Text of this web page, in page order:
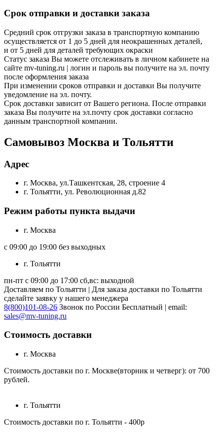
Срок отправки и доставки заказа
Средний срок отгрузки заказа в транспортную компанию
осуществляется от 1 до 5 дней для неокрашенных деталей,
и от 5 дней для деталей требующих окраски
Статус заказа Вы можете отслеживать в личном кабинете на
сайте mv-tuning.ru | логин и пароль вы получите на эл. почту
после оформления заказа
При изменении сроков отправки и доставки Вы получите
уведомление на эл. почту.
Срок доставки зависит от Вашего региона. После отправки
заказа Вы получите на эл.почту срок доставки согласно
данным транспортной компании.
Самовывоз Москва и Тольятти
Адрес
г. Москва, ул.Ташкентская, 28, строение 4
г. Тольятти, ул. Революционная д.82
Режим работы пункта выдачи
г. Москва
с 09:00 до 19:00 без выходных
г. Тольятти
пн-пт с 09:00 до 17:00 сб,вс: выходной
Доставляем по Тольятти | Для заказа доставки по Тольятти
сделайте заявку у нашего менеджера
8(800)101-08-26 Звонок по России Бесплатный | email:
sales@mv-tuning.ru
Стоимость доставки
г. Москва
Стоимость доставки по г. Москве(вторник и четверг): от 700
рублей.
г. Тольятти
Стоимость доставки по г. Тольятти - 400р